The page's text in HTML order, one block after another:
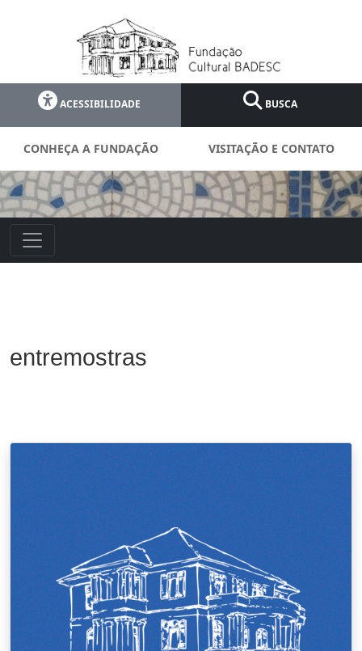
ACESSIBILIDADE BUSCA
CONHEÇA A FUNDAÇÃO VISITAÇÃO E CONTATO
entremostras